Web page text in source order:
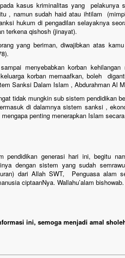
kasus kriminalitas yang pelakunya
, namun sudah haid atau ihtilam
hukum di pengadilan selayaknya
terkena qishosh (jinayat).
yang beriman, diwajibkan atas
menyebabkan korban
korban memaafkan, boleh
Sanksi Dalam Islam , Abdurahman Al
tidak mungkin sub sistem pendidikan
di dalamnya sistem sanksi ,
penting menerapkan Islam
pendidikan generasi hari ini, begitu
dengan sistem yang sudah
dari Allah SWT, Penguasa alam
ciptaanNya. Wallahu’alam bishowab.
ini, semoga menjadi amal